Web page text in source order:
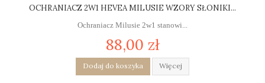
OCHRANIACZ 2W1 HEVEA MILUSIE WZORY SŁONIKI...
Ochraniacz Milusie 2w1 stanowi...
88,00 zł
Dodaj do koszyka Więcej